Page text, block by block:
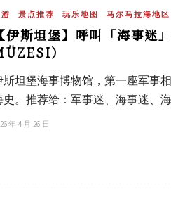
景点推荐 玩乐地图 马尔马拉海地区
伊斯坦堡】呼叫「海事迷
）
斯坦堡海事博物馆，第一座军事
史。推荐给：军事迷、海事迷、
年 4 月 26 日